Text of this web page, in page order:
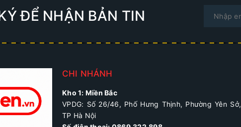
ĐỂ NHẬN BẢN TIN
CHI NHÁNH
Kho 1: Miền Bắc
VPDG: Số 26/46, Phố Hưng Thịnh, Phường Yên Sở,
TP Hà Nội